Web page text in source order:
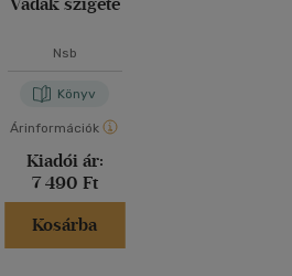
Nsb
Könyv
Árinformációk
Kiadói ár:
7 490 Ft
Kosárba